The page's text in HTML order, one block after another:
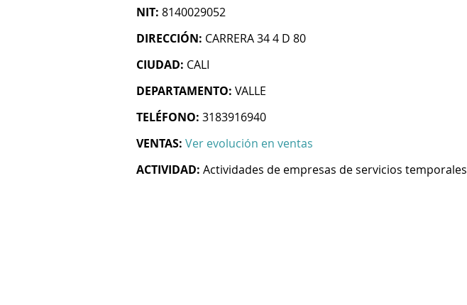
NIT: 8140029052
DIRECCIÓN: CARRERA 34 4 D 80
CIUDAD: CALI
DEPARTAMENTO: VALLE
TELÉFONO: 3183916940
VENTAS: Ver evolución en ventas
ACTIVIDAD: Actividades de empresas de servicios temporales